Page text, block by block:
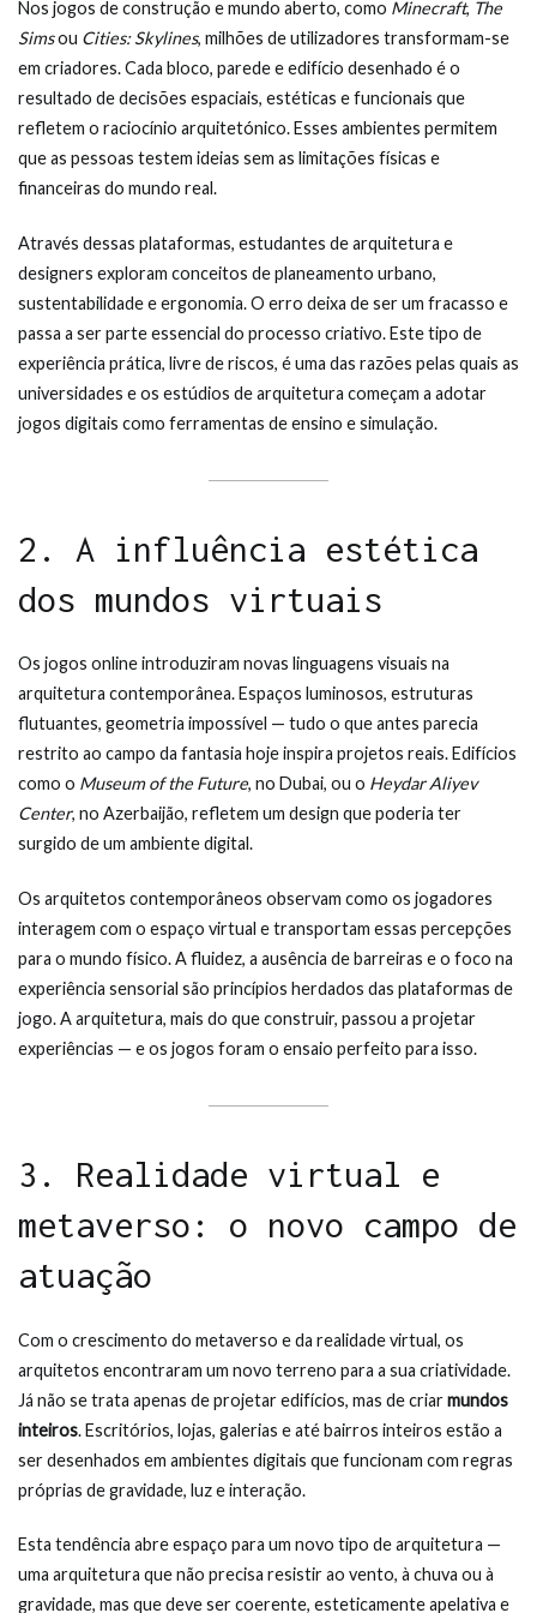
Nos jogos de construção e mundo aberto, como Minecraft, The
Simsou Cities: Skylines, milhões de utilizadores transformam-se
em criadores. Cada bloco, parede e edifício desenhado é o
resultado de decisões espaciais, estéticas e funcionais que
refletem o raciocínio arquitetónico. Esses ambientes permitem
que as pessoas testem ideias sem as limitações físicas e
financeiras do mundo real.
Através dessas plataformas, estudantes de arquitetura e
designers exploram conceitos de planeamento urbano,
sustentabilidade e ergonomia. O erro deixa de ser um fracasso e
passa a ser parte essencial do processo criativo. Este tipo de
experiência prática, livre de riscos, é uma das razões pelas quais as
universidades e os estúdios de arquitetura começam a adotar
jogos digitais como ferramentas de ensino e simulação.
2. A influência estética
dos mundos virtuais
Os jogos online introduziram novas linguagens visuais na
arquitetura contemporânea. Espaços luminosos, estruturas
flutuantes, geometria impossível — tudo o que antes parecia
restrito ao campo da fantasia hoje inspira projetos reais. Edifícios
como o Museum of the Future, no Dubai, ou o Heydar Aliyev
Center, no Azerbaijão, refletem um design que poderia ter
surgido de um ambiente digital.
Os arquitetos contemporâneos observam como os jogadores
interagem com o espaço virtual e transportam essas percepções
para o mundo físico. A fluidez, a ausência de barreiras e o foco na
experiência sensorial são princípios herdados das plataformas de
jogo. A arquitetura, mais do que construir, passou a projetar
experiências — e os jogos foram o ensaio perfeito para isso.
3. Realidade virtual e
metaverso: o novo campo de
atuação
Com o crescimento do metaverso e da realidade virtual, os
arquitetos encontraram um novo terreno para a sua criatividade.
Já não se trata apenas de projetar edifícios, mas de criarmundos
inteiros. Escritórios, lojas, galerias e até bairros inteiros estão a
ser desenhados em ambientes digitais que funcionam com regras
próprias de gravidade, luz e interação.
Esta tendência abre espaço para um novo tipo de arquitetura —
uma arquitetura que não precisa resistir ao vento, à chuva ou à
gravidade, mas que deve ser coerente, esteticamente apelativa e